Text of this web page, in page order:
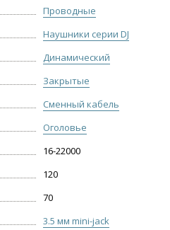
Проводные
Наушники серии DJ
Динамический
Закрытые
Сменный кабель
Оголовье
16-22000
120
70
3.5 мм mini-jack